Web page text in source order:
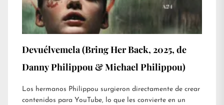
Devuélvemela (Bring Her Back, 2025, de
Danny Philippou & Michael Philippou)
Los hermanos Philippou surgieron directamente de crear
contenidos para YouTube, lo que les convierte en un